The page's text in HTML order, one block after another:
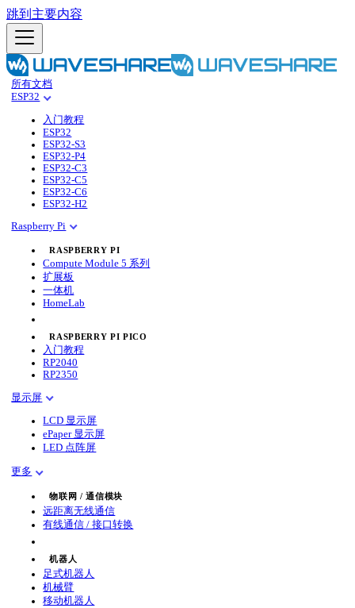
跳到主要内容
所有文档
ESP32
入门教程
ESP32
ESP32-S3
ESP32-P4
ESP32-C3
ESP32-C5
ESP32-C6
ESP32-H2
Raspberry Pi
RASPBERRY PI
Compute Module 5 系列
扩展板
一体机
HomeLab
RASPBERRY PI PICO
入门教程
RP2040
RP2350
显示屏
LCD 显示屏
ePaper 显示屏
LED 点阵屏
更多
物联网 / 通信模块
远距离无线通信
有线通信 / 接口转换
机器人
足式机器人
机械臂
移动机器人